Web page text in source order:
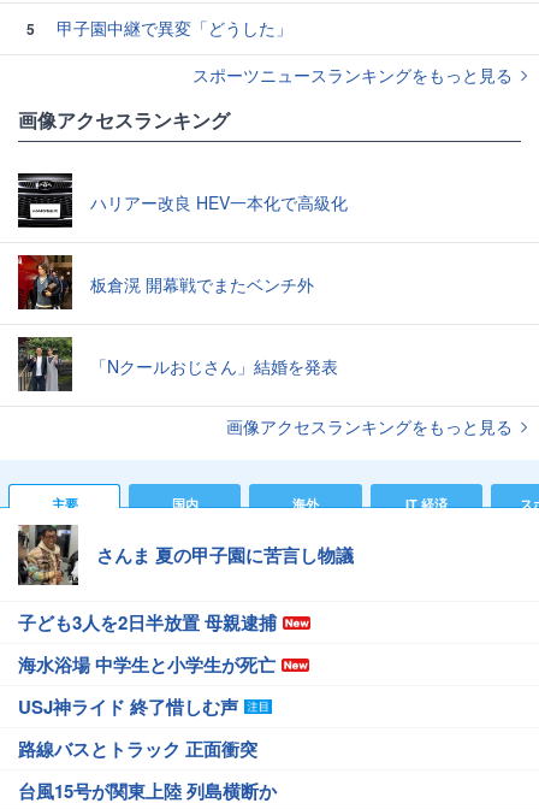
5
甲子園中継で異変「どうした」
スポーツニュースランキングをもっと見る
画像アクセスランキング
ハリアー改良 HEV一本化で高級化
板倉滉 開幕戦でまたベンチ外
「Nクールおじさん」結婚を発表
画像アクセスランキングをもっと見る
主要 国内 海外 IT 経済 ス
さんま 夏の甲子園に苦言し物議
子ども3人を2日半放置 母親逮捕
海水浴場 中学生と小学生が死亡
USJ神ライド 終了惜しむ声
路線バスとトラック 正面衝突
台風15号が関東上陸 列島横断か